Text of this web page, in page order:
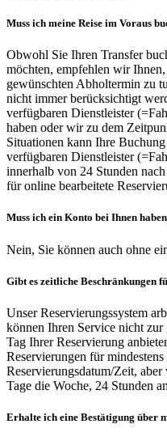
Muss ich meine Reise im Voraus
Obwohl Sie Ihren Transfer
möchten, empfehlen wir
gewünschten Abholtermin zu
nicht immer berücksichtigt
verfügbaren Dienstleister
haben oder wir zu dem
Situationen kann Ihre
verfügbaren Dienstleister
innerhalb von 24 Stunden
für online bearbeitete
Muss ich ein Konto bei Ihnen
Nein, Sie können auch ohne
Gibt es zeitliche Beschränkungen
Unser Reservierungssystem
können Ihren Service nicht zur
Tag Ihrer Reservierung
Reservierungen für
Reservierungsdatum/Zeit,
Tage die Woche, 24 Stunden
Erhalte ich eine Bestätigung über